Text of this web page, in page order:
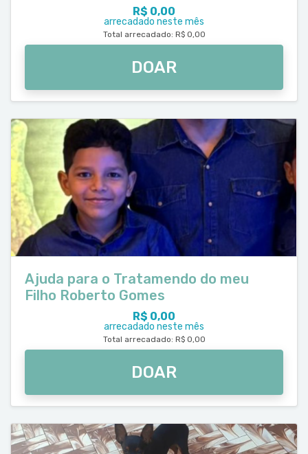
R$ 0,00
arrecadado neste mês
Total arrecadado: R$ 0,00
DOAR
Ajuda para o Tratamendo do meu
Filho Roberto Gomes
R$ 0,00
arrecadado neste mês
Total arrecadado: R$ 0,00
DOAR